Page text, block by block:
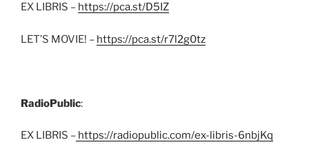
EX LIBRIS – https://pca.st/D5IZ
LET’S MOVIE! – https://pca.st/r7l2g0tz
RadioPublic:
EX LIBRIS – https://radiopublic.com/ex-libris-6nbjKq